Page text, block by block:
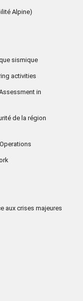
Alpine)
sismique
activities
in
de la région
aux crises majeures